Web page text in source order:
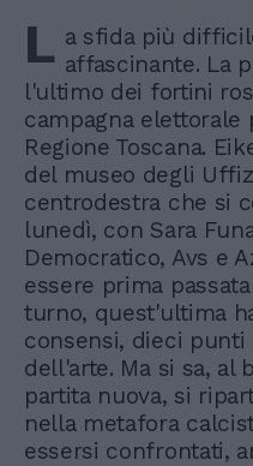
L a sfida più
affascinante. La
l'ultimo dei fortini
campagna
Regione Toscana.
del museo degli
centrodestra che si
lunedì, con Sara
Democratico, Avs e
essere prima
turno, quest'ultima
consensi, dieci
dell'arte. Ma si sa, al
partita nuova, si
nella metafora
essersi confrontati,